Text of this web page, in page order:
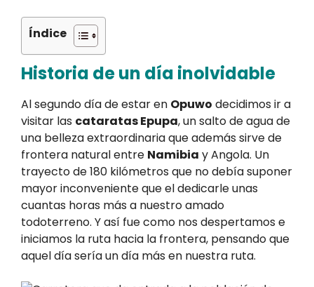
Índice
Historia de un día inolvidable
Al segundo día de estar en Opuwo decidimos ir a
visitar las cataratas Epupa, un salto de agua de
una belleza extraordinaria que además sirve de
frontera natural entre Namibia y Angola. Un
trayecto de 180 kilómetros que no debía suponer
mayor inconveniente que el dedicarle unas
cuantas horas más a nuestro amado
todoterreno. Y así fue como nos despertamos e
iniciamos la ruta hacia la frontera, pensando que
aquel día sería un día más en nuestra ruta.